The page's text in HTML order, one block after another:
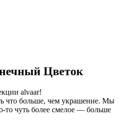
Цветок
alvaar!
что больше, чем украшение. Мы
то чуть более смелое — больше